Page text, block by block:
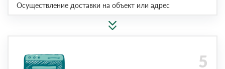
Осуществление доставки на объект или адрес